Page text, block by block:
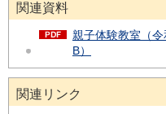
関連資料
親子体験教室（
B）
関連リンク